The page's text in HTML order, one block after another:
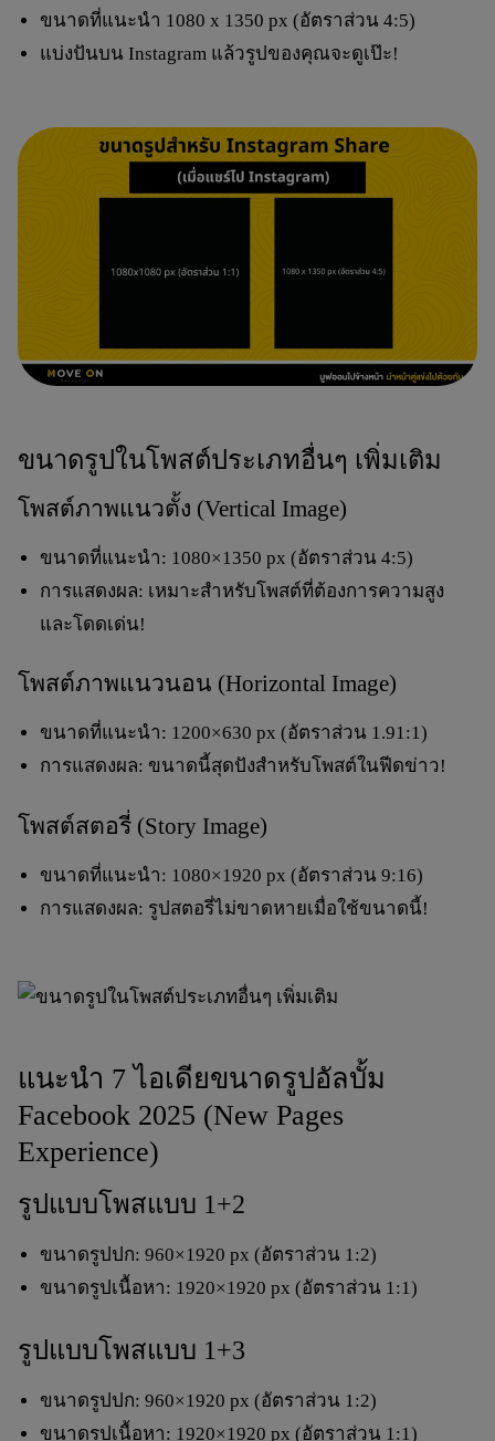
ขนาดที่แนะนำ 1080 x 1350 px (อัตราส่วน 4:5)
แบ่งปันบน Instagram แล้วรูปของคุณจะดูเป๊ะ!
ขนาดรูปในโพสต์ประเภทอื่นๆ เพิ่มเติม
โพสต์ภาพแนวตั้ง (Vertical Image)
ขนาดที่แนะนำ: 1080×1350 px (อัตราส่วน 4:5)
การแสดงผล: เหมาะสำหรับโพสต์ที่ต้องการความสูง
และโดดเด่น!
โพสต์ภาพแนวนอน (Horizontal Image)
ขนาดที่แนะนำ: 1200×630 px (อัตราส่วน 1.91:1)
การแสดงผล: ขนาดนี้สุดปังสำหรับโพสต์ในฟีดข่าว!
โพสต์สตอรี่ (Story Image)
ขนาดที่แนะนำ: 1080×1920 px (อัตราส่วน 9:16)
การแสดงผล: รูปสตอรี่ไม่ขาดหายเมื่อใช้ขนาดนี้!
แนะนำ 7 ไอเดียขนาดรูปอัลบั้ม
Facebook 2025 (New Pages
Experience)
รูปแบบโพสแบบ 1+2
ขนาดรูปปก:960×1920 px (อัตราส่วน 1:2)
ขนาดรูปเนื้อหา: 1920×1920 px (อัตราส่วน 1:1)
รูปแบบโพสแบบ 1+3
ขนาดรูปปก:960×1920 px (อัตราส่วน 1:2)
ขนาดรูปเนื้อหา: 1920×1920 px (อัตราส่วน 1:1)